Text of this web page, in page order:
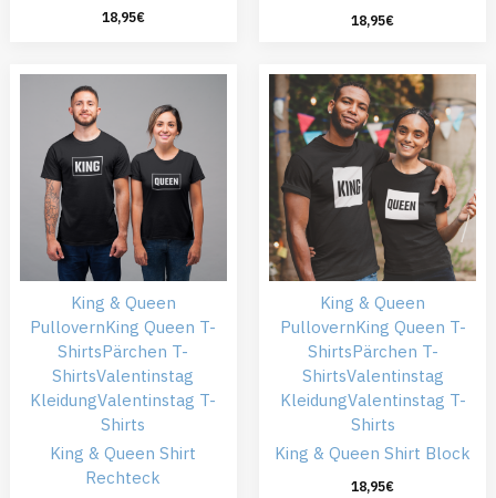
18,95€ 18,95€
King & Queen
PullovernKing Queen T-
ShirtsPärchen T-
ShirtsValentinstag
KleidungValentinstag T-
Shirts
King & Queen Shirt
Rechteck
King & Queen
PullovernKing Queen T-
ShirtsPärchen T-
ShirtsValentinstag
KleidungValentinstag T-
Shirts
King & Queen Shirt Block
18,95€